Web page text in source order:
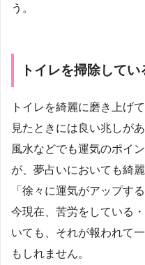
う。
トイレを掃除して
トイレを綺麗に磨き上げ
見たときには良い兆しが
風水などでも運気のポイ
が、夢占いにおいても綺
「徐々に運気がアップす
今現在、苦労をしている
いても、それが報われて
もしれません。